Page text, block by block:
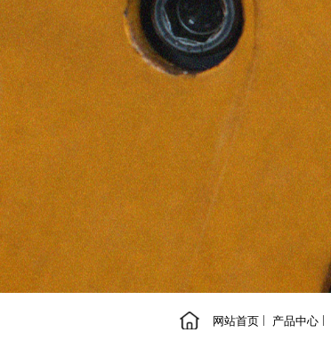
网站首页 产品中心